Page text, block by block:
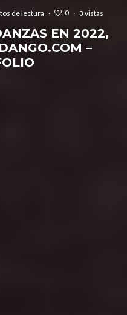
de lectura · 0 · 3 vistas
EN 2022,
–